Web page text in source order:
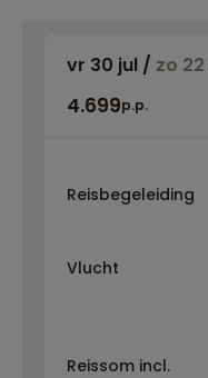
vr 30 jul / zo
4.699p.p.
Reisbegeleiding
Vlucht
Reissom incl.